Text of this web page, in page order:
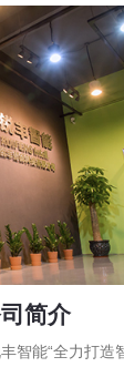
简介
智能“全力打造